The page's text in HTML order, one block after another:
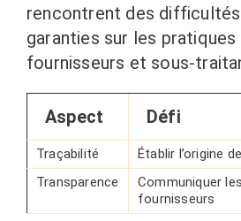
rencontrent des
garanties sur les pratiques
fournisseurs et sous-
Aspect Défi
Traçabilité
Établir l’origine
Transparence
Communiquer
fournisseurs